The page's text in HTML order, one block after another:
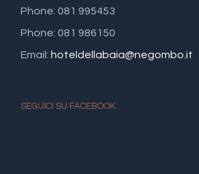
Phone: 081 995453
Phone: 081 986150
Email: hoteldellabaia@negombo.it
SEGUICI SU FACEBOOK